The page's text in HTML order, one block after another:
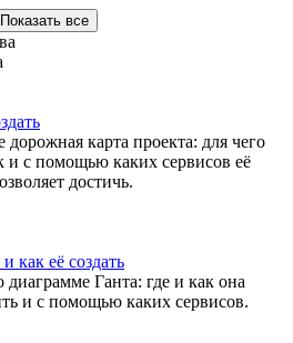
Обучение
Эффекты
Управление портфелем
Показать все
карта проекта: для чего
и с помощью каких сервисов её
достичь.
как её создать
диаграмме Ганта: где и как она
и с помощью каких сервисов.